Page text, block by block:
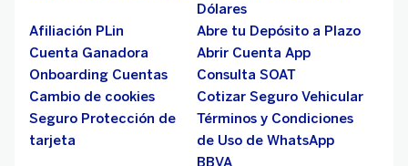
Dólares
Afiliación PLin
Abre tu Depósito a Plazo
Cuenta Ganadora
Abrir Cuenta App
Onboarding Cuentas
Consulta SOAT
Cambio de cookies
Cotizar Seguro Vehicular
Seguro Protección de
tarjeta
Términos y Condiciones
de Uso de WhatsApp
BBVA